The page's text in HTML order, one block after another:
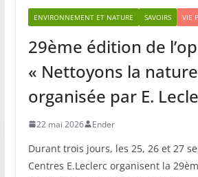
ENVIRONNEMENT ET NATURE SAVOIRS VIE
29ème édition de
« Nettoyons la
organisée par E.
22 mai 2026 Ender
Durant trois jours, les 25, 26 et 27
Centres E.Leclerc organisent la